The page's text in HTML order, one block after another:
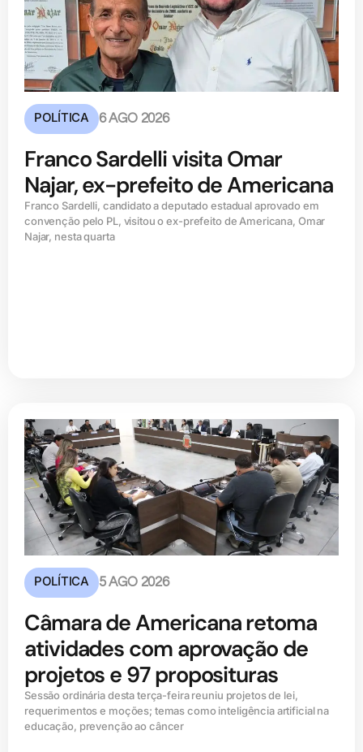
POLÍTICA 6 AGO 2026
Franco Sardelli visita Omar
Najar, ex-prefeito de Americana
Franco Sardelli, candidato a deputado estadual aprovado em
convenção pelo PL, visitou o ex-prefeito de Americana, Omar
Najar, nesta quarta
POLÍTICA 5 AGO 2026
Câmara de Americana retoma
atividades com aprovação de
projetos e 97 proposituras
Sessão ordinária desta terça-feira reuniu projetos de lei,
requerimentos e moções; temas como inteligência artificial na
educação, prevenção ao câncer